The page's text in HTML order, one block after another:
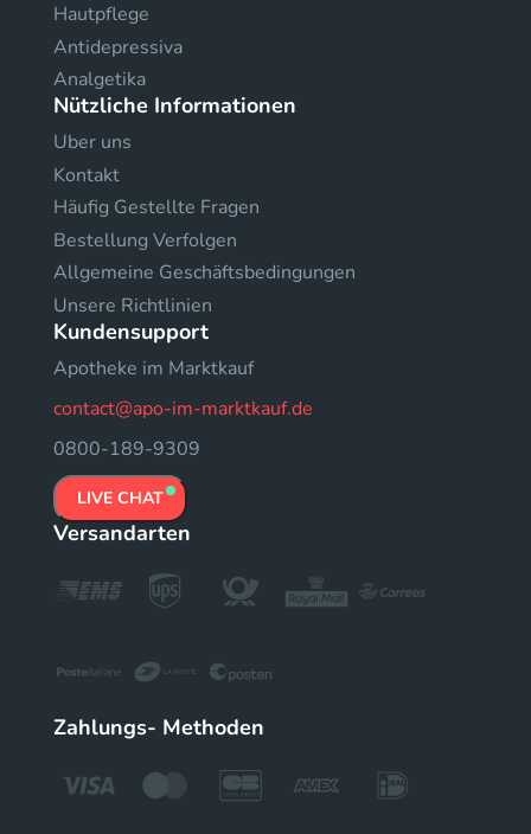
Hautpflege
Antidepressiva
Analgetika
Nützliche Informationen
Uber uns
Kontakt
Häufig Gestellte Fragen
Bestellung Verfolgen
Allgemeine Geschäftsbedingungen
Unsere Richtlinien
Kundensupport
Apotheke im Marktkauf
contact@apo-im-marktkauf.de
0800-189-9309
LIVE CHAT
Versandarten
Zahlungs- Methoden